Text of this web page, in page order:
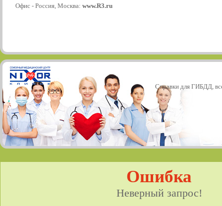
Офис - Россия, Москва: www.R3.ru
Справки для ГИБДД,
Ошибка
Неверный запрос!